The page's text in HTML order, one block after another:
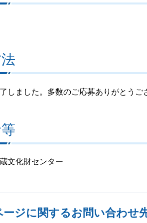
しました。多数のご応募ありがとうご
文化財センター
ージに関するお問い合わせ